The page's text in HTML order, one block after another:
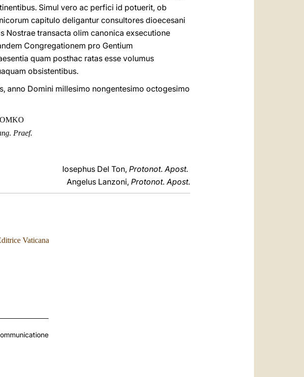
Simul vero ac perfici id potuerit, ob
capitulo deligantur consultores dioecesani
Nostrae transacta olim canonica exsecutione
Congregationem pro Gentium
quam posthac ratas esse volumus
obsistentibus.
anno Domini millesimo nongentesimo octogesimo
Praef.
Iosephus Del Ton, Protonot. Apost.
Angelus Lanzoni, Protonot. Apost.
Vaticana